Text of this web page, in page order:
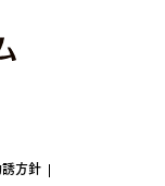
方針